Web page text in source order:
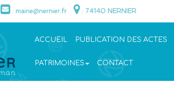
: mairie@nernier.fr : 74140 NERNIER
ACCUEIL PUBLICATION DES ACTES
PATRIMOINES CONTACT